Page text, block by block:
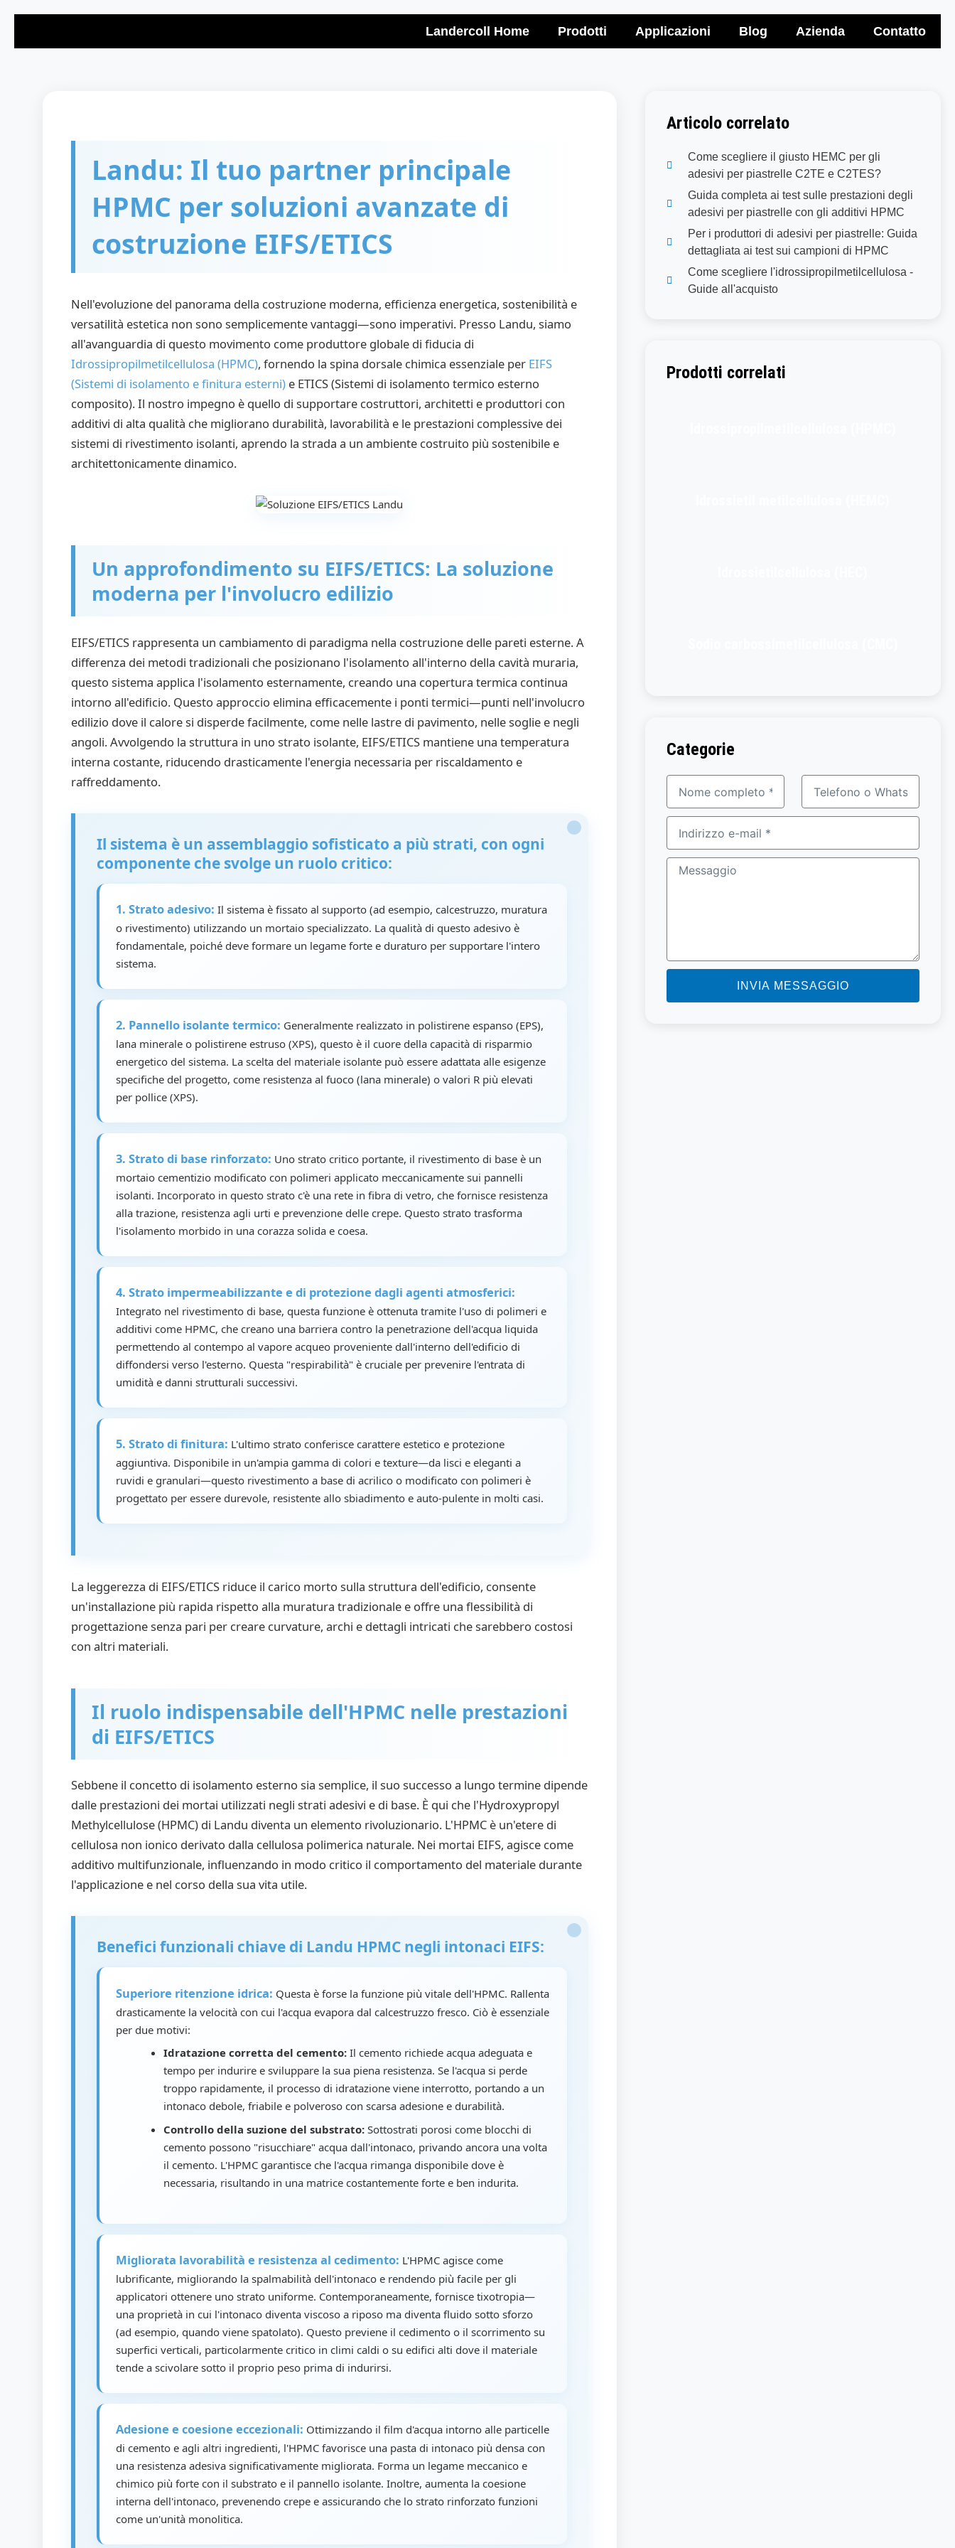
Landercoll Home Prodotti Applicazioni Blog Azienda Contatto
Landu: Il tuo partner principale
HPMC per soluzioni avanzate di
costruzione EIFS/ETICS
Nell'evoluzione del panorama della costruzione moderna, efficienza energetica, sostenibilità e
versatilità estetica non sono semplicemente vantaggi—sono imperativi. Presso Landu, siamo
all'avanguardia di questo movimento come produttore globale di fiducia di
Idrossipropilmetilcellulosa (HPMC), fornendo la spina dorsale chimica essenziale per EIFS
(Sistemi di isolamento e finitura esterni) e ETICS (Sistemi di isolamento termico esterno
composito). Il nostro impegno è quello di supportare costruttori, architetti e produttori con
additivi di alta qualità che migliorano durabilità, lavorabilità e le prestazioni complessive dei
sistemi di rivestimento isolanti, aprendo la strada a un ambiente costruito più sostenibile e
architettonicamente dinamico.
Un approfondimento su EIFS/ETICS: La soluzione
moderna per l'involucro edilizio
EIFS/ETICS rappresenta un cambiamento di paradigma nella costruzione delle pareti esterne. A
differenza dei metodi tradizionali che posizionano l'isolamento all'interno della cavità muraria,
questo sistema applica l'isolamento esternamente, creando una copertura termica continua
intorno all'edificio. Questo approccio elimina efficacemente i ponti termici—punti nell'involucro
edilizio dove il calore si disperde facilmente, come nelle lastre di pavimento, nelle soglie e negli
angoli. Avvolgendo la struttura in uno strato isolante, EIFS/ETICS mantiene una temperatura
interna costante, riducendo drasticamente l'energia necessaria per riscaldamento e
raffreddamento.
Il sistema è un assemblaggio sofisticato a più strati, con ogni
componente che svolge un ruolo critico:
1. Strato adesivo: Il sistema è fissato al supporto (ad esempio, calcestruzzo, muratura
o rivestimento) utilizzando un mortaio specializzato. La qualità di questo adesivo è
fondamentale, poiché deve formare un legame forte e duraturo per supportare l'intero
sistema.
2. Pannello isolante termico: Generalmente realizzato in polistirene espanso (EPS),
lana minerale o polistirene estruso (XPS), questo è il cuore della capacità di risparmio
energetico del sistema. La scelta del materiale isolante può essere adattata alle esigenze
specifiche del progetto, come resistenza al fuoco (lana minerale) o valori R più elevati
per pollice (XPS).
3. Strato di base rinforzato: Uno strato critico portante, il rivestimento di base è un
mortaio cementizio modificato con polimeri applicato meccanicamente sui pannelli
isolanti. Incorporato in questo strato c'è una rete in fibra di vetro, che fornisce resistenza
alla trazione, resistenza agli urti e prevenzione delle crepe. Questo strato trasforma
l'isolamento morbido in una corazza solida e coesa.
4. Strato impermeabilizzante e di protezione dagli agenti atmosferici:
Integrato nel rivestimento di base, questa funzione è ottenuta tramite l'uso di polimeri e
additivi come HPMC, che creano una barriera contro la penetrazione dell'acqua liquida
permettendo al contempo al vapore acqueo proveniente dall'interno dell'edificio di
diffondersi verso l'esterno. Questa "respirabilità" è cruciale per prevenire l'entrata di
umidità e danni strutturali successivi.
5. Strato di finitura: L'ultimo strato conferisce carattere estetico e protezione
aggiuntiva. Disponibile in un'ampia gamma di colori e texture—da lisci e eleganti a
ruvidi e granulari—questo rivestimento a base di acrilico o modificato con polimeri è
progettato per essere durevole, resistente allo sbiadimento e auto-pulente in molti casi.
La leggerezza di EIFS/ETICS riduce il carico morto sulla struttura dell'edificio, consente
un'installazione più rapida rispetto alla muratura tradizionale e offre una flessibilità di
progettazione senza pari per creare curvature, archi e dettagli intricati che sarebbero costosi
con altri materiali.
Il ruolo indispensabile dell'HPMC nelle prestazioni
di EIFS/ETICS
Sebbene il concetto di isolamento esterno sia semplice, il suo successo a lungo termine dipende
dalle prestazioni dei mortai utilizzati negli strati adesivi e di base. È qui che l'Hydroxypropyl
Methylcellulose (HPMC) di Landu diventa un elemento rivoluzionario. L'HPMC è un'etere di
cellulosa non ionico derivato dalla cellulosa polimerica naturale. Nei mortai EIFS, agisce come
additivo multifunzionale, influenzando in modo critico il comportamento del materiale durante
l'applicazione e nel corso della sua vita utile.
Benefici funzionali chiave di Landu HPMC negli intonaci EIFS:
Superiore ritenzione idrica: Questa è forse la funzione più vitale dell'HPMC. Rallenta
drasticamente la velocità con cui l'acqua evapora dal calcestruzzo fresco. Ciò è essenziale
per due motivi:
Idratazione corretta del cemento: Il cemento richiede acqua adeguata e
tempo per indurire e sviluppare la sua piena resistenza. Se l'acqua si perde
troppo rapidamente, il processo di idratazione viene interrotto, portando a un
intonaco debole, friabile e polveroso con scarsa adesione e durabilità.
Controllo della suzione del substrato: Sottostrati porosi come blocchi di
cemento possono "risucchiare" acqua dall'intonaco, privando ancora una volta
il cemento. L'HPMC garantisce che l'acqua rimanga disponibile dove è
necessaria, risultando in una matrice costantemente forte e ben indurita.
Migliorata lavorabilità e resistenza al cedimento: L'HPMC agisce come
lubrificante, migliorando la spalmabilità dell'intonaco e rendendo più facile per gli
applicatori ottenere uno strato uniforme. Contemporaneamente, fornisce tixotropia—
una proprietà in cui l'intonaco diventa viscoso a riposo ma diventa fluido sotto sforzo
(ad esempio, quando viene spatolato). Questo previene il cedimento o il scorrimento su
superfici verticali, particolarmente critico in climi caldi o su edifici alti dove il materiale
tende a scivolare sotto il proprio peso prima di indurirsi.
Adesione e coesione eccezionali: Ottimizzando il film d'acqua intorno alle particelle
di cemento e agli altri ingredienti, l'HPMC favorisce una pasta di intonaco più densa con
una resistenza adesiva significativamente migliorata. Forma un legame meccanico e
chimico più forte con il substrato e il pannello isolante. Inoltre, aumenta la coesione
interna dell'intonaco, prevenendo crepe e assicurando che lo strato rinforzato funzioni
come un'unità monolitica.
Articolo correlato
Come scegliere il giusto HEMC per gli
adesivi per piastrelle C2TE e C2TES?
Guida completa ai test sulle prestazioni degli
adesivi per piastrelle con gli additivi HPMC
Per i produttori di adesivi per piastrelle: Guida
dettagliata ai test sui campioni di HPMC
Come scegliere l'idrossipropilmetilcellulosa -
Guide all'acquisto
Prodotti correlati
Categorie
completo
WhatsApp
mail
Messaggio
INVIA MESSAGGIO